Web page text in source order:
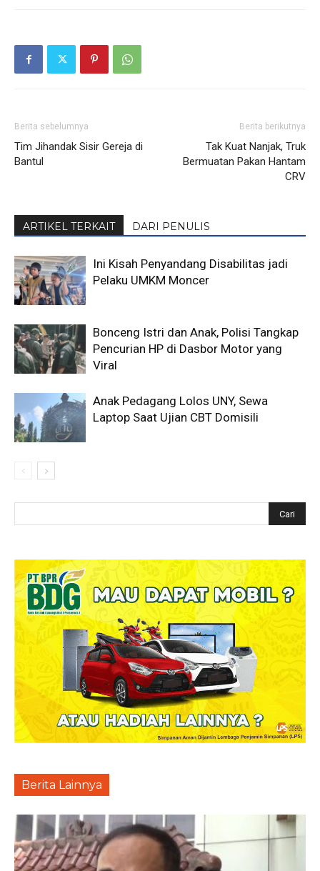
Berita sebelumnya
Tim Jihandak Sisir Gereja di
Bantul
Berita berikutnya
Tak Kuat Nanjak, Truk
Bermuatan Pakan Hantam
CRV
ARTIKEL TERKAIT DARI PENULIS
Ini Kisah Penyandang Disabilitas jadi
Pelaku UMKM Moncer
Bonceng Istri dan Anak, Polisi Tangkap
Pencurian HP di Dasbor Motor yang
Viral
Anak Pedagang Lolos UNY, Sewa
Laptop Saat Ujian CBT Domisili
Berita Lainnya